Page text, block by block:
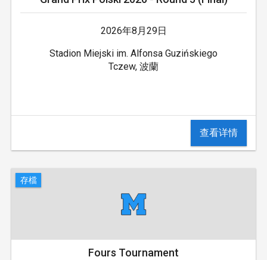
2026年8月29日
Stadion Miejski im. Alfonsa Guzińskiego
Tczew, 波蘭
查看详情
存檔
Fours Tournament